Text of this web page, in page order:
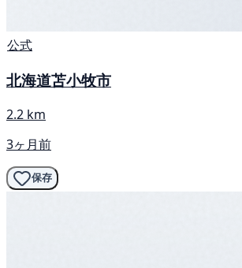
公式
北海道苫小牧市
2.2 km
3ヶ月前
保存